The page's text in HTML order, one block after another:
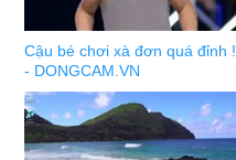
Cậu bé chơi xà đơn quá đỉnh !
- DONGCAM.VN